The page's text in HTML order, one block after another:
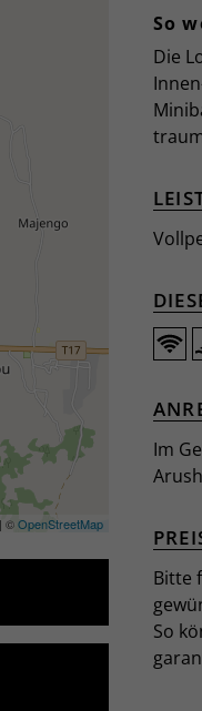
©OpenStreetMap
So
Die
Im
Bitte
So